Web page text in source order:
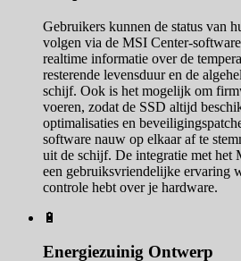
Gebruikers kunnen de status van
volgen via de MSI Center-
realtime informatie over de
resterende levensduur en de
schijf. Ook is het mogelijk om
voeren, zodat de SSD altijd
optimalisaties en
software nauw op elkaar af te
uit de schijf. De integratie met het
een gebruiksvriendelijke ervaring
controle hebt over je hardware.
🔋
Energiezuinig Ontwerp